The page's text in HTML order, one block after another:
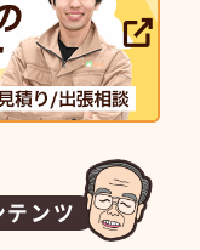
ンツ